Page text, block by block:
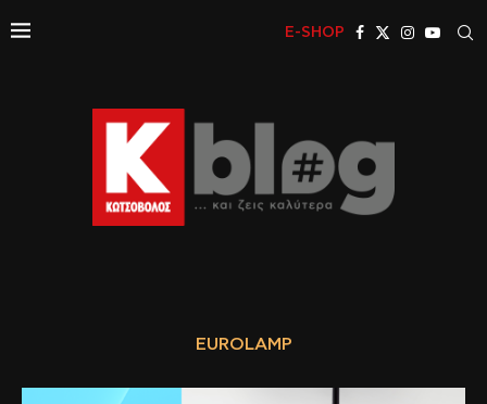
E-SHOP
EUROLAMP